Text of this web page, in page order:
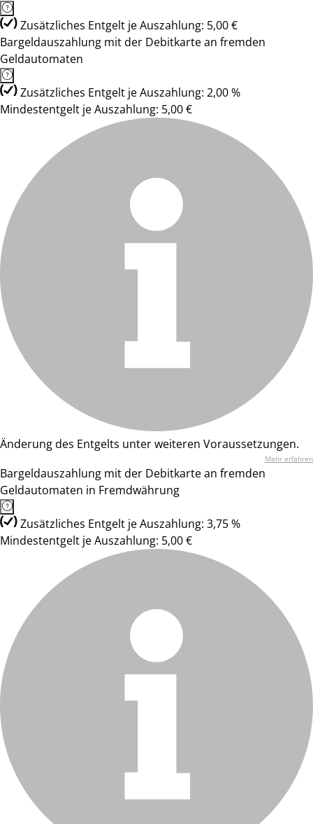
Zusätzliches Entgelt je Auszahlung: 5,00 €
Bargeldauszahlung mit der Debitkarte an fremden
Geldautomaten
Zusätzliches Entgelt je Auszahlung: 2,00 %
Mindestentgelt je Auszahlung: 5,00 €
Änderung des Entgelts unter weiteren Voraussetzungen.
Mehr erfahren
Bargeldauszahlung mit der Debitkarte an fremden
Geldautomaten in Fremdwährung
Zusätzliches Entgelt je Auszahlung: 3,75 %
Mindestentgelt je Auszahlung: 5,00 €